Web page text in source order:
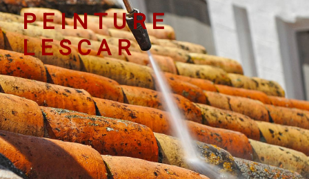
PEINTURE
LESCAR